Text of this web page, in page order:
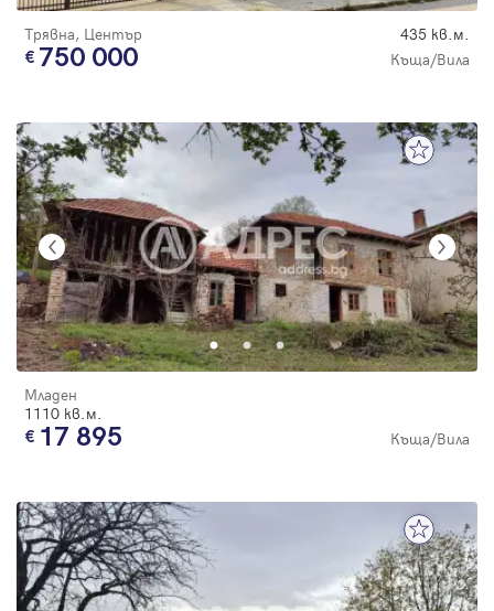
Трявна, Център 435 кв.м.
750 000 Къща/Вила
Младен
1110 кв.м.
17 895 Къща/Вила